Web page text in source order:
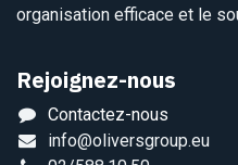
organisation efficace et le
Rejoignez-nous
Contactez-nous
info@oliversgroup.eu